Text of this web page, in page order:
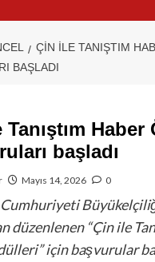
ÇIN ILE TANIŞTIM
BAŞLADI
Haber
başladı
Mayıs 14, 2026 0
düzenlenen “Çin ile
için başvurular